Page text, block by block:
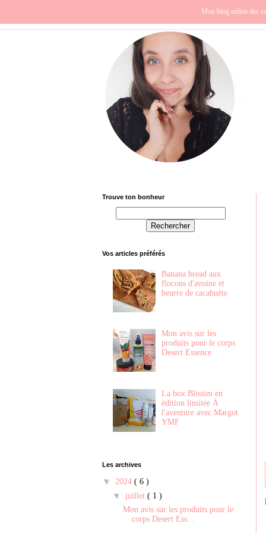
Europe
Trouve ton bonheur
Vos articles préférés
Banana bread aux
flocons d'avoine et
beurre de cacahuète
Mon avis sur les
produits pour le corps
Desert Essence
La box Blissim en
édition limitée À
l'aventure avec Margot
YMF
Les archives
▼ 2024 ( 6 )
▼ juillet ( 1 )
Mon avis sur les produits pour le
corps Desert Ess...
Mon blog utilise des